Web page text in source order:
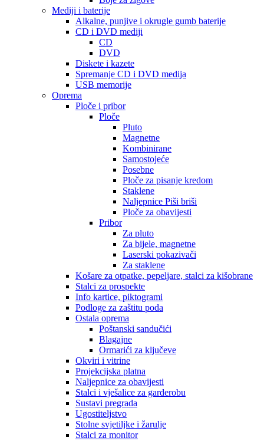
Mediji i baterije
Alkalne, punjive i okrugle gumb baterije
CD i DVD mediji
CD
DVD
Diskete i kazete
Spremanje CD i DVD medija
USB memorije
Oprema
Ploče i pribor
Ploče
Pluto
Magnetne
Kombinirane
Samostojeće
Posebne
Ploče za pisanje kredom
Staklene
Naljepnice Piši briši
Ploče za obavijesti
Pribor
Za pluto
Za bijele, magnetne
Laserski pokazivači
Za staklene
Košare za otpatke, pepeljare, stalci za kišobrane
Stalci za prospekte
Info kartice, piktogrami
Podloge za zaštitu poda
Ostala oprema
Poštanski sandučići
Blagajne
Ormarići za ključeve
Okviri i vitrine
Projekcijska platna
Naljepnice za obavijesti
Stalci i vješalice za garderobu
Sustavi pregrada
Ugostiteljstvo
Stolne svjetiljke i žarulje
Stalci za monitor